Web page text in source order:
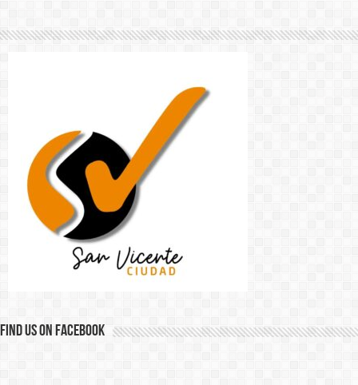
Find us on Facebook